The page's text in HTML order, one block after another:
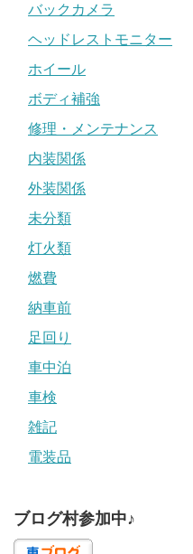
バックカメラ
ヘッドレストモニター
ホイール
ボディ補強
修理・メンテナンス
内装関係
外装関係
未分類
灯火類
燃費
納車前
足回り
車中泊
車検
雑記
電装品
ブログ村参加中♪